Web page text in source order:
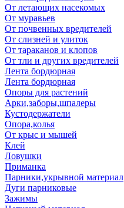
От летающих насекомых
От муравьев
От почвенных вредителей
От слизней и улиток
От тараканов и клопов
От тли и других вредителей
Лента бордюрная
Лента бордюрная
Опоры для растений
Арки,заборы,шпалеры
Кустодержатели
Опора,колья
От крыс и мышей
Клей
Ловушки
Приманка
Парники,укрывной материал
Дуги парниковые
Зажимы